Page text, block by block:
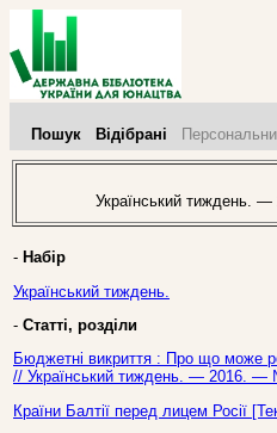
Пошук Відібрані
Український тиждень.
- Набір
Український тиждень.
- Статті, розділи
Бюджетні викриття : Про що може
// Український тиждень. — 2016.
Країни Балтії перед лицем Росії